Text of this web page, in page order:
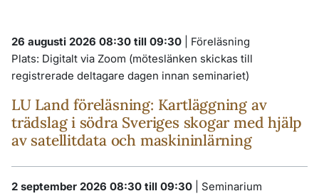
26 augusti 2026 08:30 till 09:30
Föreläsning
Plats: Digitalt via Zoom (möteslänken skickas till
registrerade deltagare dagen innan seminariet)
LU Land föreläsning: Kartläggning av
trädslag i södra Sveriges skogar med hjälp
av satellitdata och maskininlärning
2 september 2026 08:30 till 09:30
Seminarium